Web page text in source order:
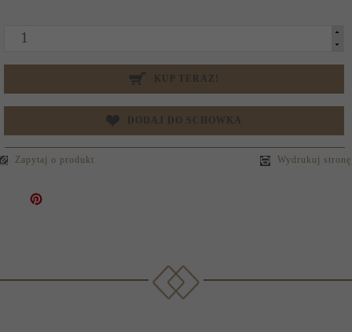
KUP TERAZ!
DODAJ DO SCHOWKA
Zapytaj o produkt Wydrukuj stronę